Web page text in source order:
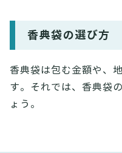
香典袋の選び方
香典袋は包む金額や、
す。それでは、香典袋
ょう。